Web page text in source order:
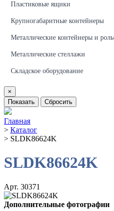
Пластиковые ящики
Крупногабаритные контейнеры
Металлические контейнеры и
Металлические стеллажи
Складское оборудование
×
Показать
Сбросить
Главная
> Каталог
> SLDK86624K
SLDK86624K
Арт. 30371
Дополнительные фотографии